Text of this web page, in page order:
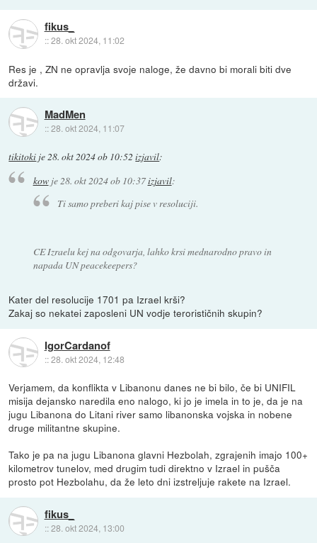
fikus_
::28. okt 2024, 11:02
Res je , ZN ne opravlja svoje naloge, že davno bi morali biti dve
državi.
MadMen
::28. okt 2024, 11:07
tikitoki je28. okt 2024 ob 10:52 izjavil:
kowje 28. okt 2024 ob 10:37izjavil:
Ti samo preberi kaj pise v resoluciji.
CE Izraelu kej na odgovarja, lahko krsi mednarodno pravo in
napada UN peacekeepers?
Kater del resolucije 1701 pa Izrael krši?
Zakaj so nekatei zaposleni UN vodje terorističnih skupin?
IgorCardanof
::28. okt 2024, 12:48
Verjamem, da konflikta v Libanonu danes ne bi bilo, če bi UNIFIL
misija dejansko naredila eno nalogo, ki jo je imela in to je, da je na
jugu Libanona do Litani river samo libanonska vojska in nobene
druge militantne skupine.
Tako je pa na jugu Libanona glavni Hezbolah, zgrajenih imajo 100+
kilometrov tunelov, med drugim tudi direktno v Izrael in pušča
prosto pot Hezbolahu, da že leto dni izstreljuje rakete na Izrael.
fikus_
::28. okt 2024, 13:00